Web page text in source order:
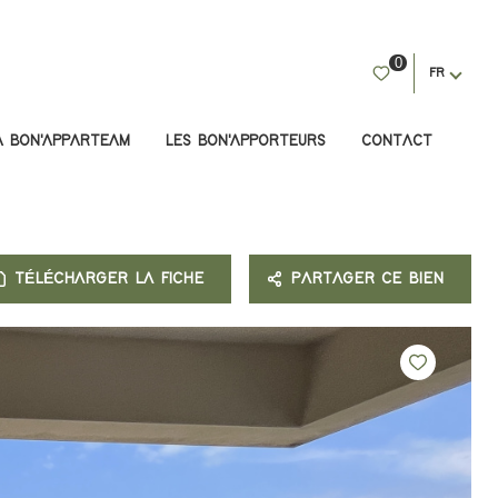
0
FR
BON'APPARTEAM LES BON'APPORTEURS CONTACT
TÉLÉCHARGER LA FICHE PARTAGER CE BIEN